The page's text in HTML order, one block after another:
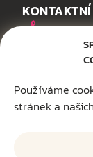
Používáme
stránek a
+420